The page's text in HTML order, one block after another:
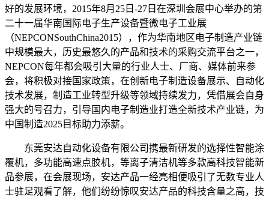
好的发展环境，2015年8月25日-27日在深圳会展中心举办的第
二十一届华南国际电子生产设备暨微电子工业展
（NEPCONSouthChina2015），作为华南地区电子制造产业链
中规模最大，历史最悠久的产品和技术的采购交流平台之一，
NEPCON每年都会吸引大量的行业人士、厂商、媒体前来参
会，将积极对接国家政策，在创新电子制造设备展示、自动化
技术发展，制造工业转型升级等领域持续发力，凭借展会自身
强大的号召力，引导国内电子制造业打造全新技术产业链，为
中国制造2025目标助力添薪。
东莞安达自动化设备有限公司携最新研发的选择性智能涂
覆机，多功能高速点胶机，等离子清洁机等多款高科技智能新
品参展，在会展现场，安达产品一经亮相便吸引了无数专业人
士驻足观看了解，他们纷纷惊叹安达产品的科技含量之高，技